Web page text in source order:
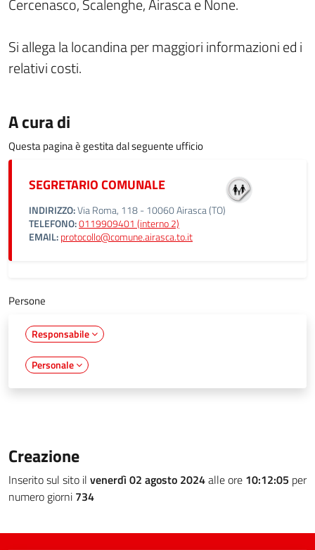
Cercenasco, Scalenghe, Airasca e None.
Si allega la locandina per maggiori informazioni ed i
relativi costi.
A cura di
Questa pagina è gestita dal seguente ufficio
SEGRETARIO COMUNALE
INDIRIZZO:Via Roma, 118 - 10060 Airasca (TO)
TELEFONO:0119909401 (interno 2)
EMAIL:protocollo@comune.airasca.to.it
Persone
Responsabile
Personale
Creazione
Inserito sul sito il venerdì 02 agosto 2024alle ore 10:12:05 per
numero giorni 734